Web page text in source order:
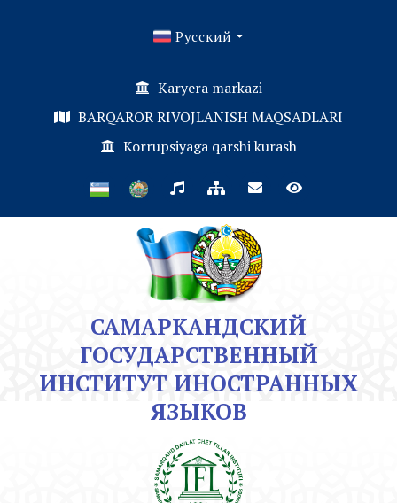
Русский
Karyera markazi
BARQAROR RIVOJLANISH MAQSADLARI
Korrupsiyaga qarshi kurash
САМАРКАНДСКИЙ
ГОСУДАРСТВЕННЫЙ
ИНСТИТУТ ИНОСТРАННЫХ
ЯЗЫКОВ